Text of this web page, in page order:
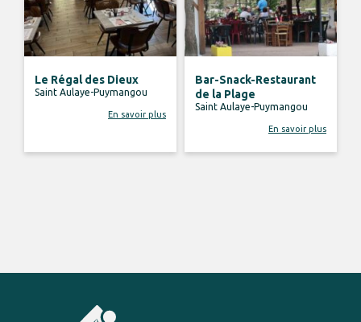
Le Régal des Dieux
Saint Aulaye-Puymangou
En savoir plus
Bar-Snack-Restaurant
de la Plage
Saint Aulaye-Puymangou
En savoir plus